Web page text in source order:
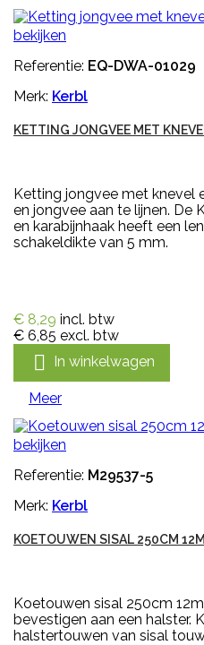
bekijken
Referentie: EQ-DWA-01029
Merk: Kerbl
KETTING JONGVEE MET
Ketting jongvee met knevel
en jongvee aan te lijnen. De
en karabijnhaak heeft een
schakeldikte van 5 mm.
€ 8,29 incl. btw
€ 6,85 excl. btw
 In winkelwagen
Meer
bekijken
Referentie: M29537-5
Merk: Kerbl
KOETOUWEN SISAL 250CM
Koetouwen sisal 250cm
bevestigen aan een halster.
halstertouwen van sisal